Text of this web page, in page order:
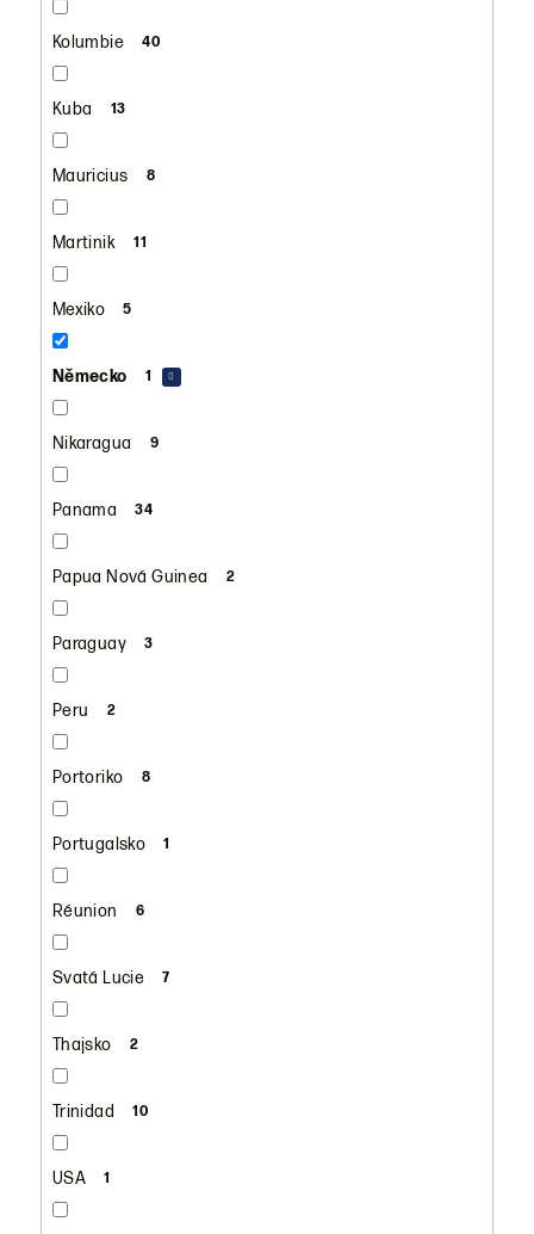
Kolumbie 40
Kuba 13
Mauricius 8
Martinik 11
Mexiko 5
Německo 1
Nikaragua 9
Panama 34
Papua Nová Guinea 2
Paraguay 3
Peru 2
Portoriko 8
Portugalsko 1
Réunion 6
Svatá Lucie 7
Thajsko 2
Trinidad 10
USA 1